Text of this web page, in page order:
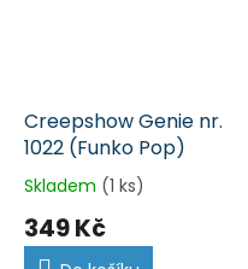
Creepshow Genie nr.
1022 (Funko Pop)
Skladem (1 ks)
349 Kč